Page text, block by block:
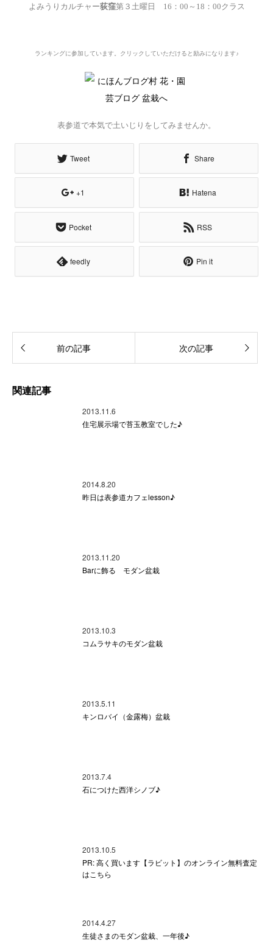
よみうりカルチャー荻窪第３土曜日 16 ：00 ～18 ：00クラス
ランキングに参加しています。 クリックしていただけると励みになります♪
表参道で本気で土いじりをしてみませんか。
Tweet Share
+1 Hatena
Pocket RSS
feedly Pin it
前の記事 次の記事
関連記事
2013.11.6
住宅展示場で苔玉教室でした♪
2014.8.20
昨日は表参道カフェlesson♪
2013.11.20
Barに飾る モダン盆栽
2013.10.3
コムラサキのモダン盆栽
2013.5.11
キンロバイ（金露梅）盆栽
2013.7.4
石につけた西洋シノブ♪
2013.10.5
PR: 高く買います【ラビット】のオンライン無料査定
はこちら
2014.4.27
生徒さまのモダン盆栽、一年後♪